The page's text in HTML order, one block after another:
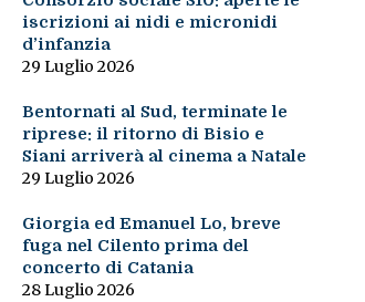
iscrizioni ai nidi e micronidi
d’infanzia
29 Luglio 2026
Bentornati al Sud, terminate le
riprese: il ritorno di Bisio e
Siani arriverà al cinema a Natale
29 Luglio 2026
Giorgia ed Emanuel Lo, breve
fuga nel Cilento prima del
concerto di Catania
28 Luglio 2026